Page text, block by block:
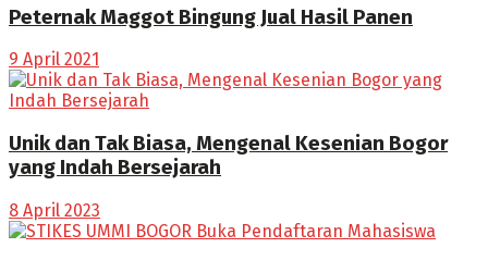
Peternak Maggot Bingung Jual Hasil Panen
9 April 2021
Unik dan Tak Biasa, Mengenal Kesenian Bogor
yang Indah Bersejarah
8 April 2023